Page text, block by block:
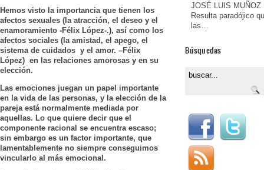
Hemos visto la importancia que tienen los
afectos sexuales (la atracción, el deseo y el
enamoramiento -Félix López-.), así como los
afectos sociales (la amistad, el apego, el
sistema de cuidados y el amor. –Félix
López) en las relaciones amorosas y en su
elección.
Las emociones juegan un papel importante
en la vida de las personas, y la elección de la
pareja está normalmente mediada por
aquellas. Lo que quiere decir que el
componente racional se encuentra escaso;
sin embargo es un factor importante, que
lamentablemente no siempre conseguimos
vincularlo al más emocional.
JOSÉ LUIS MUÑOZ
Resulta paradójico
las…
Búsquedas